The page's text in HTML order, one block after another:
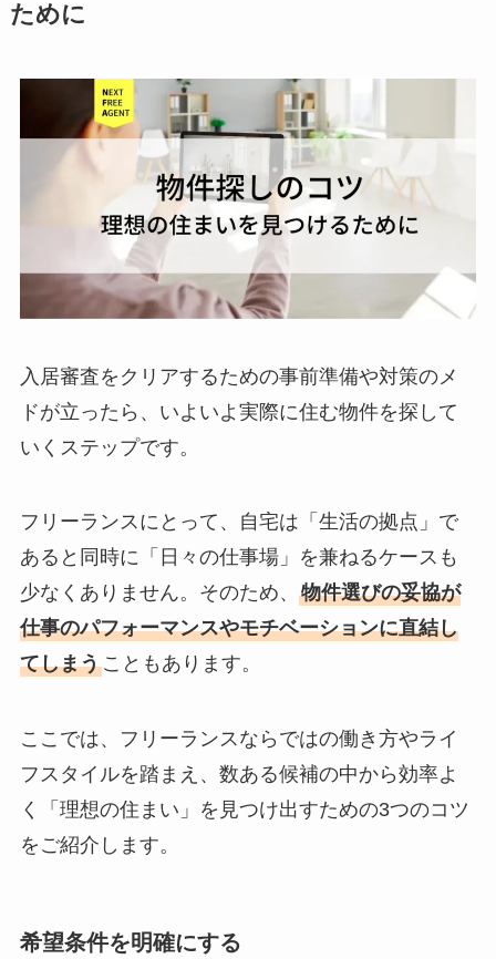
ために
入居審査をクリアするための事前準備や対策のメ
ドが立ったら、いよいよ実際に住む物件を探して
いくステップです。
フリーランスにとって、自宅は「生活の拠点」で
あると同時に「日々の仕事場」を兼ねるケースも
少なくありません。そのため、 物件選びの妥協が
仕事のパフォーマンスやモチベーションに直結し
てしまうこともあります。
ここでは、フリーランスならではの働き方やライ
フスタイルを踏まえ、数ある候補の中から効率よ
く「理想の住まい」を見つけ出すための3つのコツ
をご紹介します。
希望条件を明確にする